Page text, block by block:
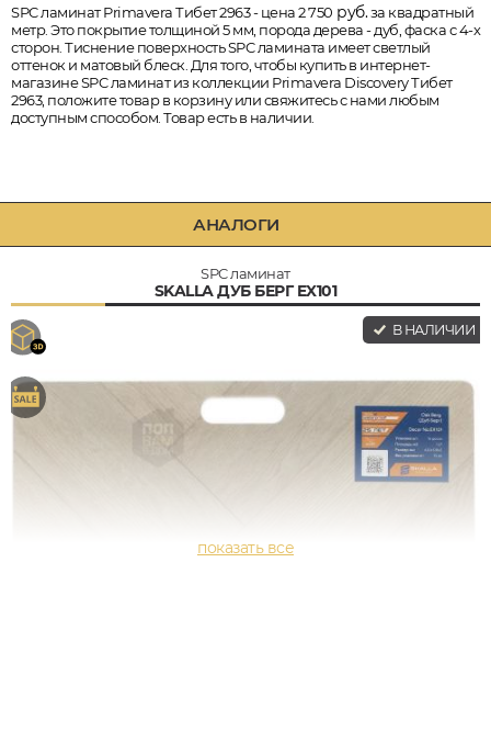
SPC ламинат Primavera Тибет 2963 - цена 2 750 руб.за квадратный
метр. Это покрытие толщиной 5 мм, порода дерева - дуб, фаска с 4-х
сторон. Тиснение поверхность SPC ламината имеет светлый
оттенок и матовый блеск. Для того, чтобы купить в интернет-
магазине SPC ламинат из коллекции Primavera Discovery Тибет
2963, положите товар в корзину или свяжитесь с нами любым
доступным способом. Товар есть в наличии.
АНАЛОГИ
SPC ламинат
SKALLA ДУБ БЕРГ EX101
В НАЛИЧИИ